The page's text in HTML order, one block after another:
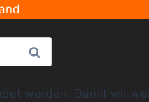
Suche
werden. Damit wir